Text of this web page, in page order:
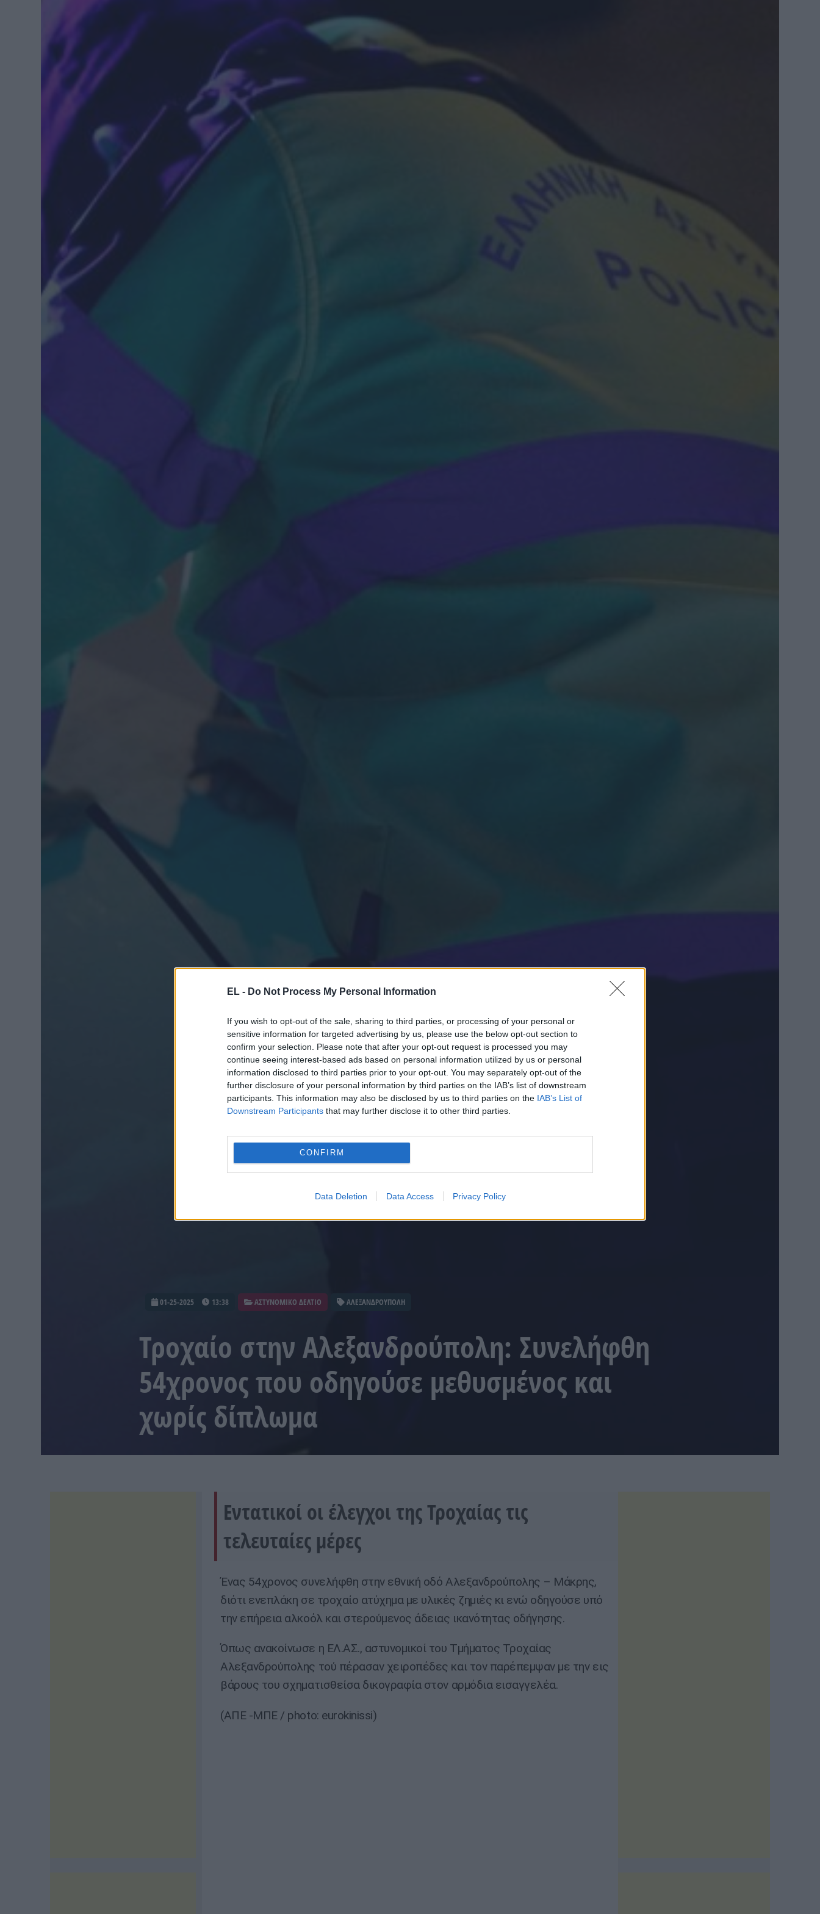
EL - Do Not Process My Personal Information
If you wish to opt-out of the sale, sharing to third parties, or processing of your personal or
sensitive information for targeted advertising by us, please use the below opt-out section to
confirm your selection. Please note that after your opt-out request is processed you may
continue seeing interest-based ads based on personal information utilized by us or personal
information disclosed to third parties prior to your opt-out. You may separately opt-out of the
further disclosure of your personal information by third parties on the IAB’s list of downstream
participants. This information may also be disclosed by us to third parties on the IAB’s List of
Downstream Participants that may further disclose it to other third parties.
CONFIRM
Data Deletion Data Access Privacy Policy
01-25-2025 13:38 ΑΣΤΥΝΟΜΙΚΟ ΔΕΛΤΙΟ ΑΛΕΞΑΝΔΡΟΥΠΟΛΗ
Τροχαίο στην Αλεξανδρούπολη: Συνελήφθη
54χρονος που οδηγούσε μεθυσμένος και
χωρίς δίπλωμα
Εντατικοί οι έλεγχοι της Τροχαίας τις
τελευταίες μέρες
Ένας 54χρονος συνελήφθη στην εθνική οδό Αλεξανδρούπολης – Μάκρης,
διότι ενεπλάκη σε τροχαίο ατύχημα με υλικές ζημιές κι ενώ οδηγούσε υπό
την επήρεια αλκοόλ και στερούμενος άδειας ικανότητας οδήγησης.
Όπως ανακοίνωσε η ΕΛ.ΑΣ., αστυνομικοί του Τμήματος Τροχαίας
Αλεξανδρούπολης τού πέρασαν χειροπέδες και τον παρέπεμψαν με την εις
βάρους του σχηματισθείσα δικογραφία στον αρμόδια εισαγγελέα.
(ΑΠΕ -ΜΠΕ / photo: eurokinissi)